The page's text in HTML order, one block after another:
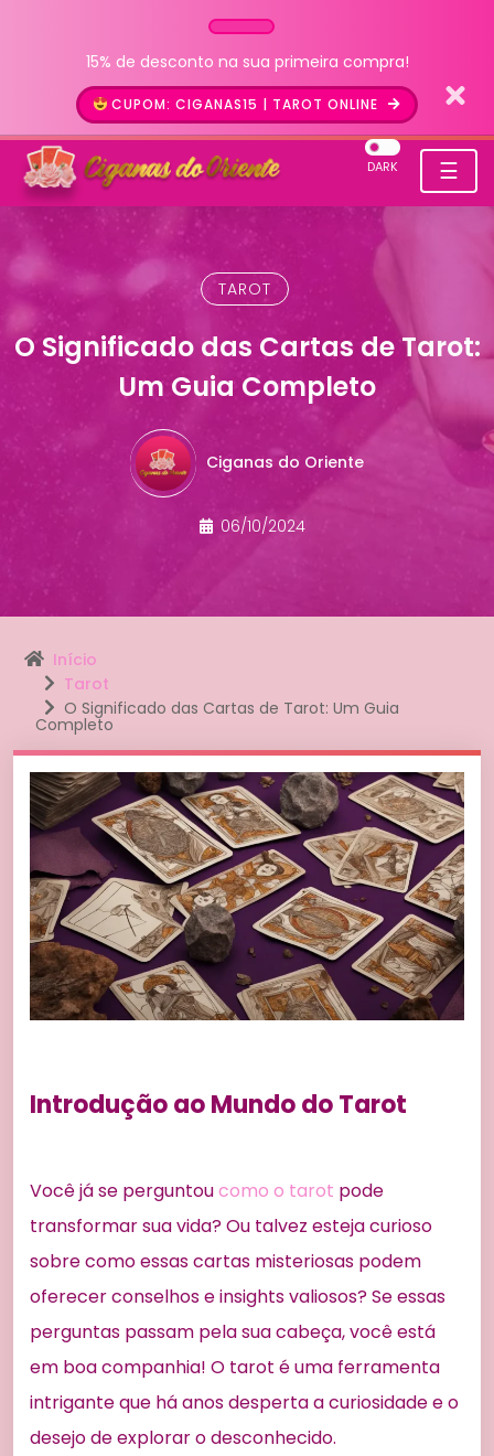
15% de desconto na sua primeira compra!
CUPOM: CIGANAS15 | TAROT ONLINE
☰
DARK
TAROT
O Significado das Cartas de Tarot:
Um Guia Completo
Ciganas do Oriente
06/10/2024
Início
Tarot
O Significado das Cartas de Tarot: Um Guia
Completo
Introdução ao Mundo do Tarot
Você já se perguntoucomo o tarot pode
transformar sua vida? Ou talvez esteja curioso
sobre como essas cartas misteriosas podem
oferecer conselhos e insights valiosos? Se essas
perguntas passam pela sua cabeça, você está
em boa companhia! O tarot é uma ferramenta
intrigante que há anos desperta a curiosidade e o
desejo de explorar o desconhecido.